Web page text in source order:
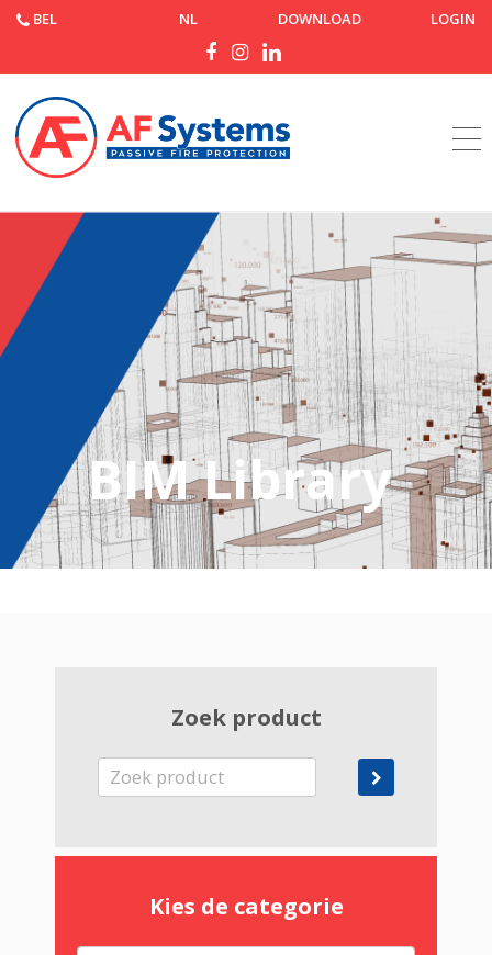
BEL NL DOWNLOAD LOGIN
Startpagina
BIM Library
Zoek product
Kies de categorie